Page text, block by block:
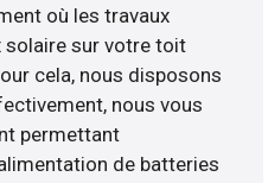
où les travaux
solaire sur votre toit
cela, nous disposons
nous vous
permettant
de batteries